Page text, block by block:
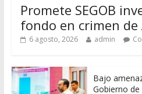
Promete SEGOB
fondo en crimen de
6 agosto, 2026 admin
Bajo
Gobierno